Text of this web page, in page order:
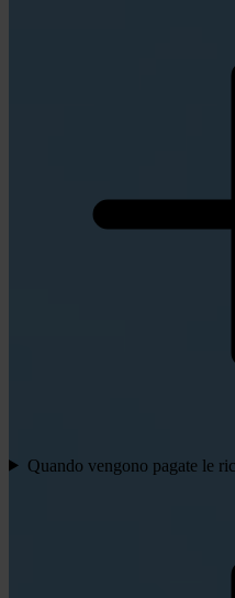
Quando vengono pagate le